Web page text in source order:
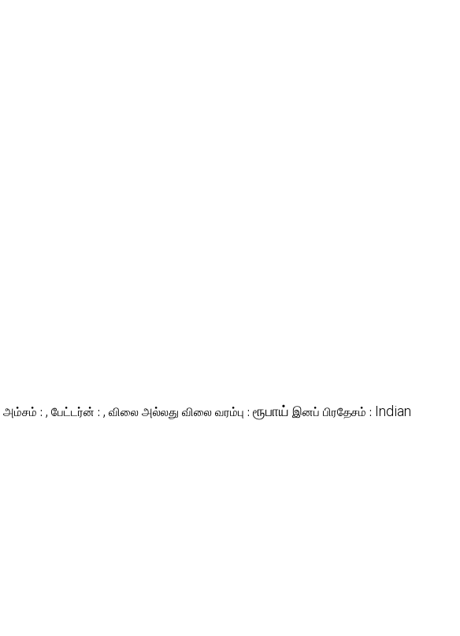
அம்சம் : , பேட்டர்ன் : , விலை அல்லது விலை வரம்பு : ரூபாய் இனப் பிரதேசம் : Indian